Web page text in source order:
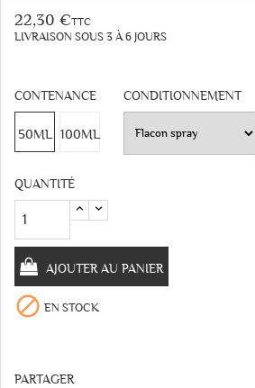
22,30 €TTC
LIVRAISON SOUS 3 À 6 JOURS
CONTENANCE
50ML 100ML
CONDITIONNEMENT
QUANTITÉ
AJOUTER AU PANIER
 EN STOCK
PARTAGER